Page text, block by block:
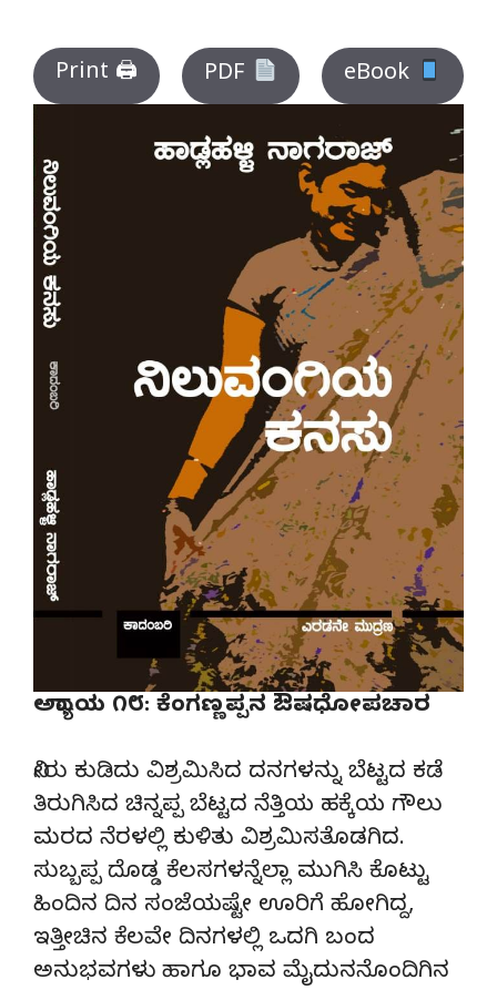
Print 🖨 PDF eBook
ಅಧ್ಯಾಯ ೧೮: ಕೆಂಗಣ್ಣಪ್ಪನ ಔಷಧೋಪಚಾರ
ನೀರು ಕುಡಿದು ವಿಶ್ರಮಿಸಿದ ದನಗಳನ್ನು ಬೆಟ್ಟದ ಕಡೆ
ತಿರುಗಿಸಿದ ಚಿನ್ನಪ್ಪ ಬೆಟ್ಟದ ನೆತ್ತಿಯ ಹಕ್ಕೆಯ ಗೌಲು
ಮರದ ನೆರಳಲ್ಲಿ ಕುಳಿತು ವಿಶ್ರಮಿಸತೊಡಗಿದ.
ಸುಬ್ಬಪ್ಪ ದೊಡ್ಡ ಕೆಲಸಗಳನ್ನೆಲ್ಲಾ ಮುಗಿಸಿ ಕೊಟ್ಟು
ಹಿಂದಿನ ದಿನ ಸಂಜೆಯಷ್ಟೇ ಊರಿಗೆ ಹೋಗಿದ್ದ,
ಇತ್ತೀಚಿನ ಕೆಲವೇ ದಿನಗಳಲ್ಲಿ ಒದಗಿ ಬಂದ
ಅನುಭವಗಳು ಹಾಗೂ ಭಾವ ಮೈದುನನೊಂದಿಗಿನ